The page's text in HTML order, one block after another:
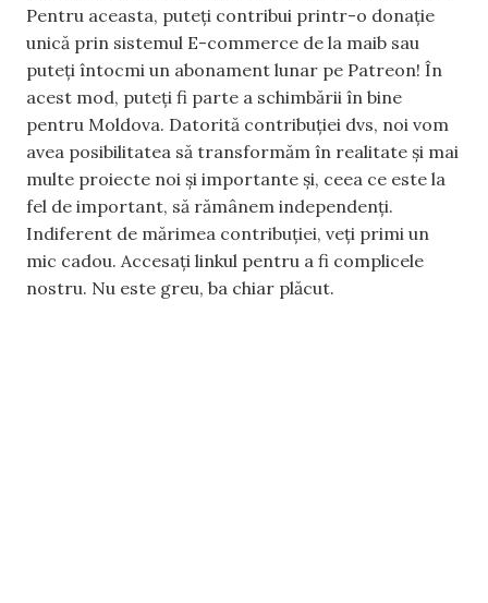
Pentru aceasta, puteți contribui printr-o donație
unică prin sistemul E-commerce de la maib sau
puteți întocmi un abonament lunar pe Patreon! În
acest mod, puteți fi parte a schimbării în bine
pentru Moldova. Datorită contribuției dvs, noi vom
avea posibilitatea să transformăm în realitate și mai
multe proiecte noi și importante și, ceea ce este la
fel de important, să rămânem independenți.
Indiferent de mărimea contribuției, veți primi un
mic cadou. Accesați linkul pentru a fi complicele
nostru. Nu este greu, ba chiar plăcut.